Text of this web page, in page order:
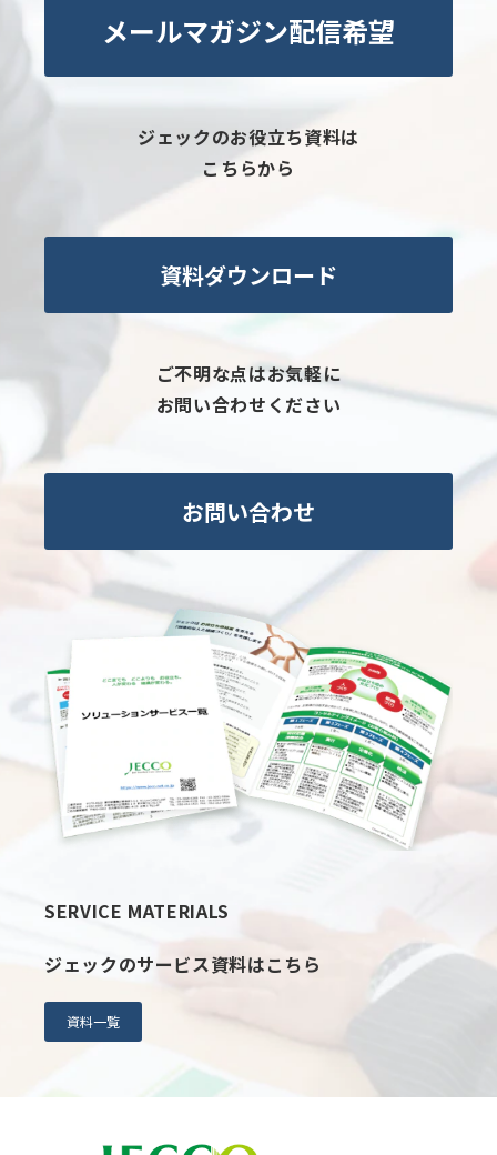
メールマガジン配信希望
ジェックのお役立ち資料は
こちらから
資料ダウンロード
ご不明な点はお気軽に
お問い合わせください
お問い合わせ
SERVICE MATERIALS
ジェックのサービス資料はこちら
資料一覧